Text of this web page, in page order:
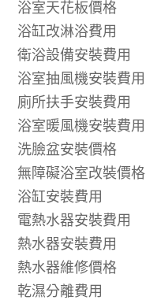
浴室天花板價格
浴缸改淋浴費用
衛浴設備安裝費用
浴室抽風機安裝費用
廁所扶手安裝費用
浴室暖風機安裝費用
洗臉盆安裝價格
無障礙浴室改裝價格
浴缸安裝費用
電熱水器安裝費用
熱水器安裝費用
熱水器維修價格
乾濕分離費用